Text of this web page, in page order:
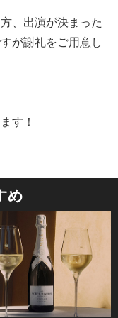
、出演が決まった
が謝礼をご用意し
す！
め